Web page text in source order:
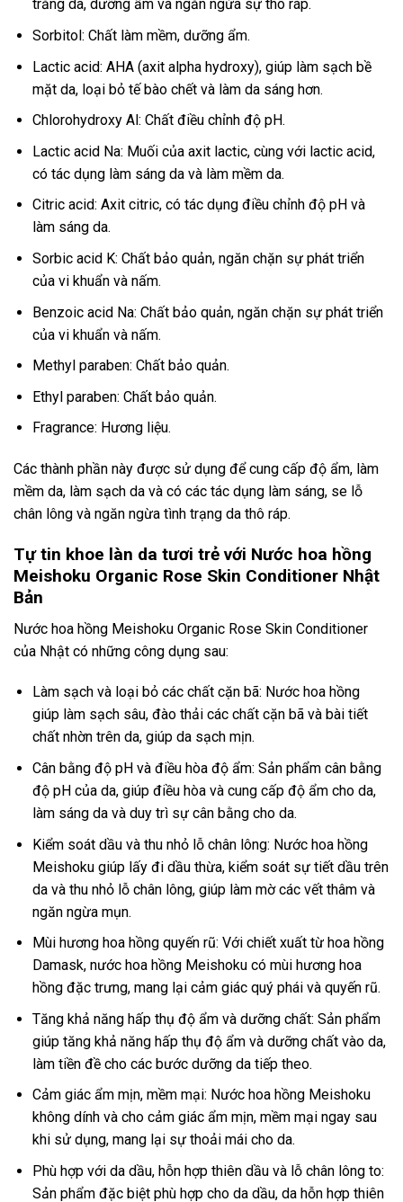
trắng da, dưỡng ẩm và ngăn ngừa sự thô ráp.
Sorbitol: Chất làm mềm, dưỡng ẩm.
Lactic acid: AHA (axit alpha hydroxy), giúp làm sạch bề
mặt da, loại bỏ tế bào chết và làm da sáng hơn.
Chlorohydroxy Al: Chất điều chỉnh độ pH.
Lactic acid Na: Muối của axit lactic, cùng với lactic acid,
có tác dụng làm sáng da và làm mềm da.
Citric acid: Axit citric, có tác dụng điều chỉnh độ pH và
làm sáng da.
Sorbic acid K: Chất bảo quản, ngăn chặn sự phát triển
của vi khuẩn và nấm.
Benzoic acid Na: Chất bảo quản, ngăn chặn sự phát triển
của vi khuẩn và nấm.
Methyl paraben: Chất bảo quản.
Ethyl paraben: Chất bảo quản.
Fragrance: Hương liệu.
Các thành phần này được sử dụng để cung cấp độ ẩm, làm
mềm da, làm sạch da và có các tác dụng làm sáng, se lỗ
chân lông và ngăn ngừa tình trạng da thô ráp.
Tự tin khoe làn da tươi trẻ với Nước hoa hồng
Meishoku Organic Rose Skin Conditioner Nhật
Bản
Nước hoa hồng Meishoku Organic Rose Skin Conditioner
của Nhật có những công dụng sau:
Làm sạch và loại bỏ các chất cặn bã: Nước hoa hồng
giúp làm sạch sâu, đào thải các chất cặn bã và bài tiết
chất nhờn trên da, giúp da sạch mịn.
Cân bằng độ pH và điều hòa độ ẩm: Sản phẩm cân bằng
độ pH của da, giúp điều hòa và cung cấp độ ẩm cho da,
làm sáng da và duy trì sự cân bằng cho da.
Kiểm soát dầu và thu nhỏ lỗ chân lông: Nước hoa hồng
Meishoku giúp lấy đi dầu thừa, kiểm soát sự tiết dầu trên
da và thu nhỏ lỗ chân lông, giúp làm mờ các vết thâm và
ngăn ngừa mụn.
Mùi hương hoa hồng quyến rũ: Với chiết xuất từ hoa hồng
Damask, nước hoa hồng Meishoku có mùi hương hoa
hồng đặc trưng, mang lại cảm giác quý phái và quyến rũ.
Tăng khả năng hấp thụ độ ẩm và dưỡng chất: Sản phẩm
giúp tăng khả năng hấp thụ độ ẩm và dưỡng chất vào da,
làm tiền đề cho các bước dưỡng da tiếp theo.
Cảm giác ẩm mịn, mềm mại: Nước hoa hồng Meishoku
không dính và cho cảm giác ẩm mịn, mềm mại ngay sau
khi sử dụng, mang lại sự thoải mái cho da.
Phù hợp với da dầu, hỗn hợp thiên dầu và lỗ chân lông to:
Sản phẩm đặc biệt phù hợp cho da dầu, da hỗn hợp thiên